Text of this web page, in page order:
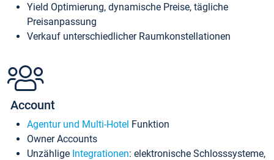
Yield Optimierung, dynamische Preise, tägliche
Preisanpassung
Verkauf unterschiedlicher Raumkonstellationen
Account
Agentur und Multi-Hotel Funktion
Owner Accounts
Unzählige Integrationen: elektronische Schlosssysteme,